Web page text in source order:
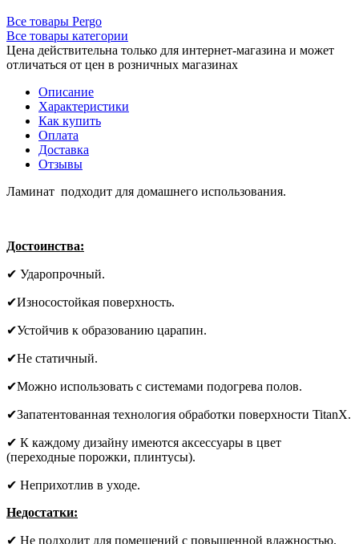
Все товары Pergo
Все товары категории
Цена действительна только для интернет-магазина и может
отличаться от цен в розничных магазинах
Описание
Характеристики
Как купить
Оплата
Доставка
Отзывы
Ламинат подходит для домашнего использования.
Достоинства:
✔ Ударопрочный.
✔Износостойкая поверхность.
✔Устойчив к образованию царапин.
✔Не статичный.
✔Можно использовать с системами подогрева полов.
✔Запатентованная технология обработки поверхности TitanX.
✔ К каждому дизайну имеются аксессуары в цвет
(переходные порожки, плинтусы).
✔ Неприхотлив в уходе.
Недостатки:
✔ Не подходит для помещений с повышенной влажностью.